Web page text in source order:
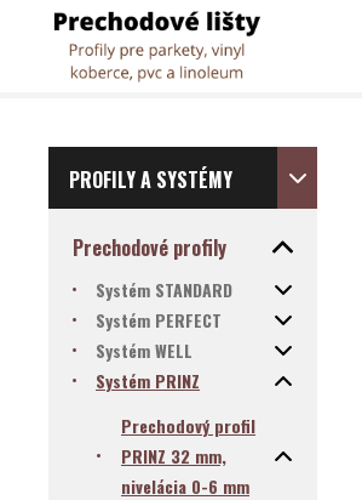
PROFILY A SYSTÉMY
Prechodové profily
Systém STANDARD
Systém PERFECT
Systém WELL
Systém PRINZ
Prechodový profil
PRINZ 32 mm,
nivelácia 0-6 mm